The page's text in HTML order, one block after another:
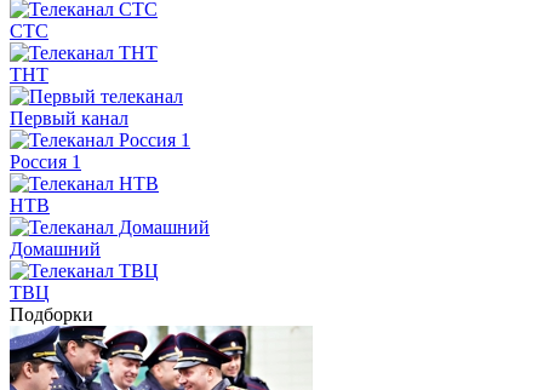
СТС
ТНТ
Первый канал
Россия 1
НТВ
Домашний
ТВЦ
Подборки